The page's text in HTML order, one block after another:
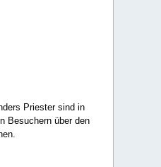
Priester sind in
Besuchern über den